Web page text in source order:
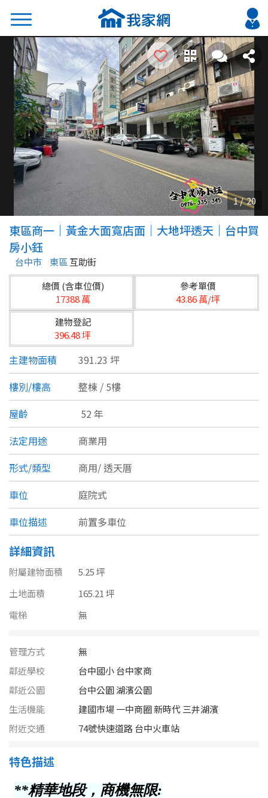
搜尋
熱門關鍵字
2026 台北降價好屋限量釋出
2026 新北降價好屋限量釋出
2026 台中降價好屋限量釋出
2026 台南降價好屋限量釋出
2026 高雄降價好屋限量釋出
縣市
台北市
基隆市
新北市
宜蘭縣
桃園市
新竹市
新竹縣
苗栗縣
台中市
彰化縣
南投縣
雲林縣
嘉義市
嘉義縣
台南市
高雄市
屏東縣
花蓮縣
區域
類型(可複選)
不拘 公寓 電梯大樓 套房
別墅 透天厝 樓中樓 華廈
農舍 辦公 店面 工廠
倉庫
坪數
不拘
60~70 坪
80坪以上
~ 坪
東區商一｜黃金大面寬店面｜大地坪透天｜台中買
房小鈺
台中市 東區 互助街
總價 (含車位價)
17388 萬
參考單價
43.86 萬/坪
建物登記
396.48 坪
主建物面積
391.23 坪
樓別/樓高
整棟 / 5樓
屋齡
52 年
法定用途
商業用
形式/類型
商用/透天厝
車位
庭院式
車位描述
前置多車位
詳細資訊
附屬建物面積
5.25 坪
土地面積
165.21 坪
電梯
無
管理方式
無
鄰近學校
台中國小 台中家商
鄰近公園
台中公園 湖濱公園
生活機能
建國市場 一中商圈 新時代 三井湖濱
附近交通
74號快速道路 台中火車站
特色描述